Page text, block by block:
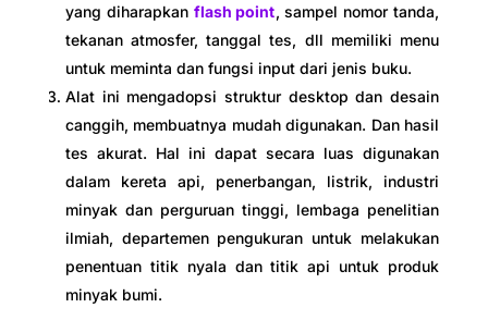
yang diharapkan flash point, sampel nomor tanda,
tekanan atmosfer, tanggal tes, dll memiliki menu
untuk meminta dan fungsi input dari jenis buku.
Alat ini mengadopsi struktur desktop dan desain
canggih, membuatnya mudah digunakan. Dan hasil
tes akurat. Hal ini dapat secara luas digunakan
dalam kereta api, penerbangan, listrik, industri
minyak dan perguruan tinggi, lembaga penelitian
ilmiah, departemen pengukuran untuk melakukan
penentuan titik nyala dan titik api untuk produk
minyak bumi.